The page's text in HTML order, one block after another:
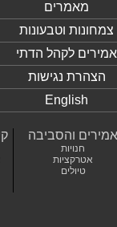
מאמרים
צמחונות וטבעונות
אמירים לקהל הדתי
הצהרת נגישות
English
אמירים והסביבה
חנויות
אטרקציות
טיולים